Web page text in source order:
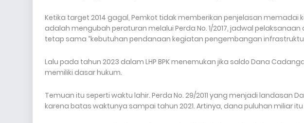
Ketika target 2014 gagal, Pemkot tidak memberikan penjelasan memadai
adalah mengubah peraturan melalui Perda No. 1/2017, jadwal
tetap sama “kebutuhan pendanaan kegiatan pengembangan
Lalu pada tahun 2023 dalam LHP BPK menemukan jika saldo Dana
memiliki dasar hukum.
Temuan itu seperti waktu lahir. Perda No. 29/2011 yang menjadi landasan
karena batas waktunya sampai tahun 2021. Artinya, dana puluhan miliar